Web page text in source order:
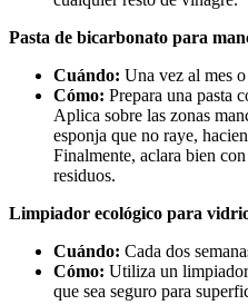
Pasta de bicarbonato para
Cuándo: Una vez al mes
Cómo: Prepara una pasta
Aplica sobre las zonas
esponja que no raye,
Finalmente, aclara bien
residuos.
Limpiador ecológico para
Cuándo: Cada dos
Cómo: Utiliza un
que sea seguro para